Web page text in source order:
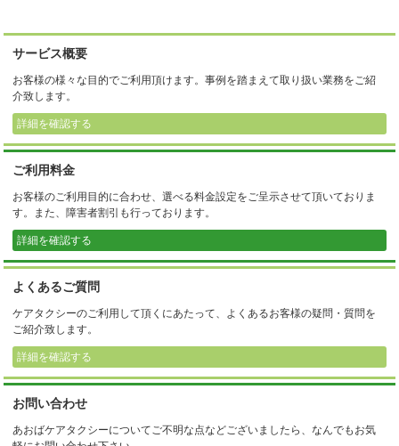
サービス概要
お客様の様々な目的でご利用頂けます。事例を踏まえて取り扱い業務をご紹
介致します。
詳細を確認する
ご利用料金
お客様のご利用目的に合わせ、選べる料金設定をご呈示させて頂いておりま
す。また、障害者割引も行っております。
詳細を確認する
よくあるご質問
ケアタクシーのご利用して頂くにあたって、よくあるお客様の疑問・質問を
ご紹介致します。
詳細を確認する
お問い合わせ
あおばケアタクシーについてご不明な点などございましたら、なんでもお気